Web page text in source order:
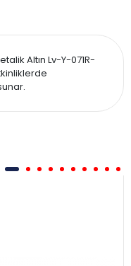
Altın Lv-Y-071R-